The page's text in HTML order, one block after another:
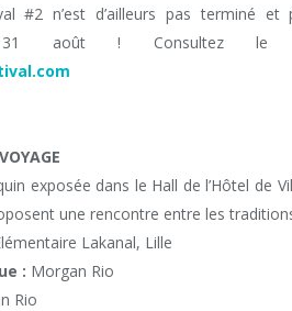
#2 n’est d’ailleurs pas terminé et
31 août ! Consultez le
exposée dans le Hall de l’Hôtel de
une rencontre entre les
Lakanal, Lille
: Morgan Rio
Rio